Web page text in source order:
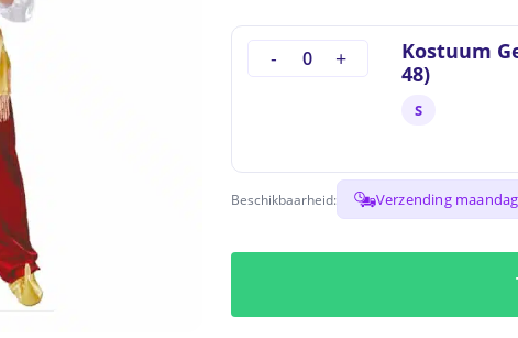
Hit enter to search or ESC to close
Kostuum
48)
S
Beschikbaarheid: Verzending maandag